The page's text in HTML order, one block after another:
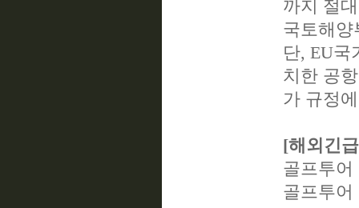
까지 절
국토해양
단, EU국
치한 공
가 규정
[해외긴
골프투어
골프투어